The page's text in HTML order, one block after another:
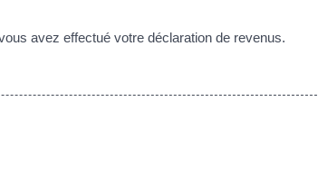
avez effectué votre déclaration de revenus.